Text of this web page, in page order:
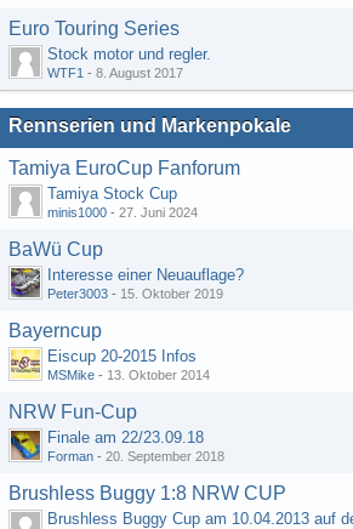
Euro Touring Series
Stock motor und regler.
WTF1 - 8. August 2017
Rennserien und Markenpokale
Tamiya EuroCup Fanforum
Tamiya Stock Cup
minis1000 - 27. Juni 2024
BaWü Cup
Interesse einer Neuauflage?
Peter3003 - 15. Oktober 2019
Bayerncup
Eiscup 20-2015 Infos
MSMike - 13. Oktober 2014
NRW Fun-Cup
Finale am 22/23.09.18
Forman - 20. September 2018
Brushless Buggy 1:8 NRW CUP